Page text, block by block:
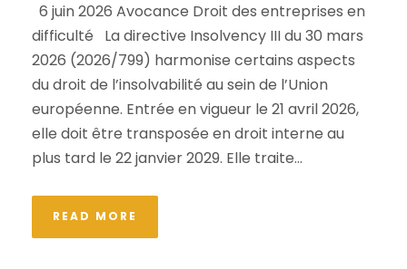
6 juin 2026 Avocance Droit des entreprises en
difficulté La directive Insolvency III du 30 mars
2026 (2026/799) harmonise certains aspects
du droit de l’insolvabilité au sein de l’Union
européenne. Entrée en vigueur le 21 avril 2026,
elle doit être transposée en droit interne au
plus tard le 22 janvier 2029. Elle traite...
READ MORE